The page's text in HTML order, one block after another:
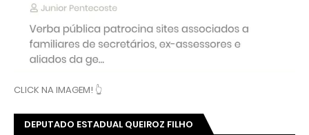
CLICK NA IMAGEM! 👆
DEPUTADO ESTADUAL QUEIROZ FILHO